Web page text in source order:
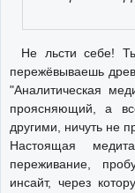
Не льсти себе!
пережёвываешь
"Аналитическая
проясняющий, а
другими, ничуть не
Настоящая
переживание,
инсайт, через